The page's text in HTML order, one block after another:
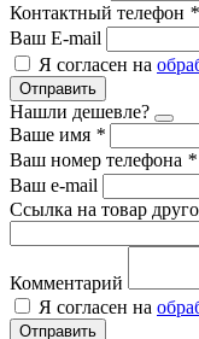
Контактный телефон *
Ваш E-mail
Я согласен на
Отправить
Нашли дешевле?
Ваше имя *
Ваш номер телефона *
Ваш e-mail
Ссылка на товар
Комментарий
Я согласен на
Отправить